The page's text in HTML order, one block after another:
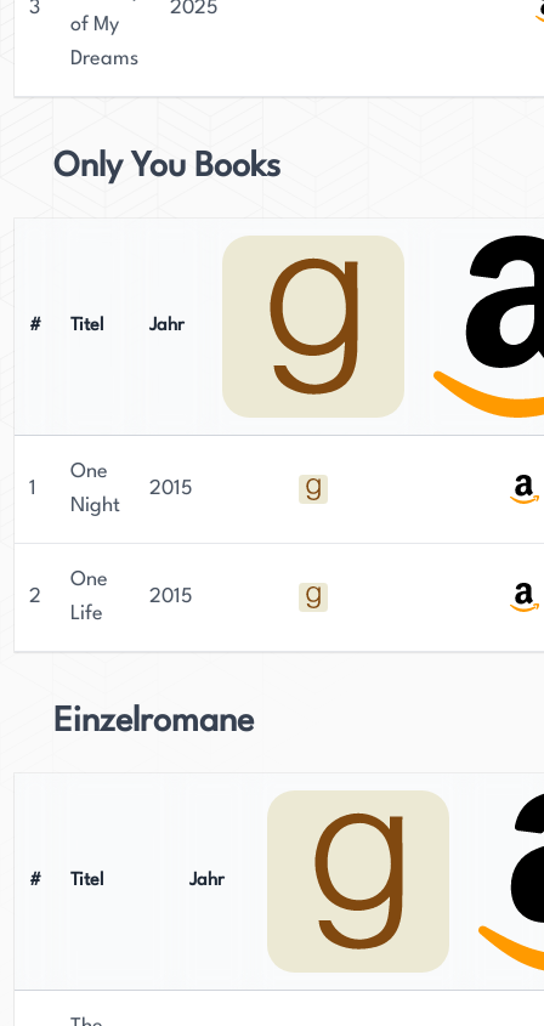
3
of My
Dreams
2025
Only You Books
# Titel Jahr
1
One
Night
2015
2
One
Life
2015
Einzelromane
# Titel Jahr